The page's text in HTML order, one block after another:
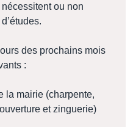
ou non
des prochains mois
:
la mairie (charpente,
et zinguerie)